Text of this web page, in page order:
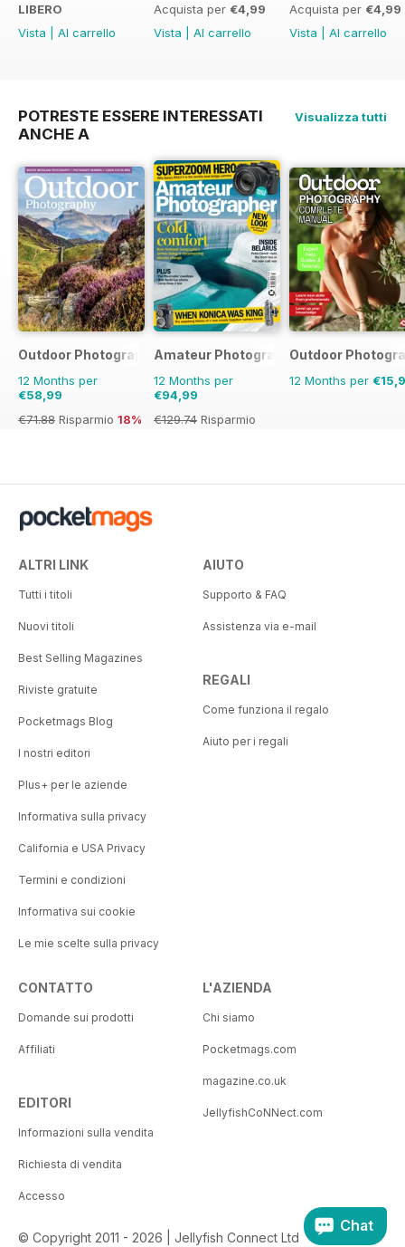
LIBERO
Vista
Al carrello
Acquista per €4,99
Vista
Al carrello
Acquista per €4,99
Vista
Al carrello
POTRESTE ESSERE INTERESSATI
ANCHE A
Visualizza tutti
Outdoor Photography
12 Months per
€58,99
€71.88 Risparmio 18%
Amateur Photographer
12 Months per
€94,99
€129.74 Risparmio
Outdoor
12 Months per
ALTRI LINK
Tutti i titoli
Nuovi titoli
Best Selling Magazines
Riviste gratuite
Pocketmags Blog
I nostri editori
Plus+ per le aziende
Informativa sulla privacy
California e USA Privacy
Termini e condizioni
Informativa sui cookie
Le mie scelte sulla privacy
AIUTO
Supporto & FAQ
Assistenza via e-mail
REGALI
Come funziona il regalo
Aiuto per i regali
CONTATTO
Domande sui prodotti
Affiliati
EDITORI
Informazioni sulla vendita
Richiesta di vendita
Accesso
L'AZIENDA
Chi siamo
Pocketmags.com
magazine.co.uk
JellyfishCoNNect.com
© Copyright 2011 - 2026 | Jellyfish Connect Ltd
Chat